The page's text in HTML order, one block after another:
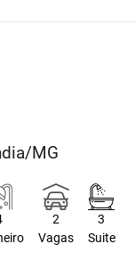
MG
2
Vagas
3
Suite